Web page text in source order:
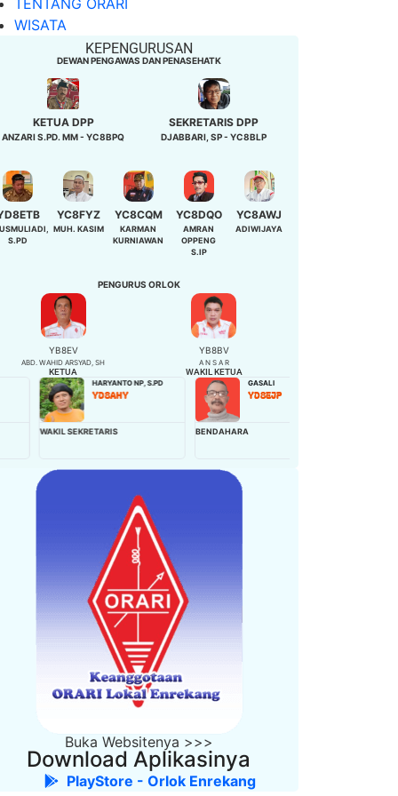
TENTANG ORARI
WISATA
KEPENGURUSAN
DEWAN PENGAWAS DAN PENASEHATK
KETUA DPP
ANZARI S.PD. MM - YC8BPQ
SEKRETARIS DPP
DJABBARI, SP - YC8BLP
S.PD
YC8FYZ
MUH. KASIM
YC8CQM
KARMAN
KURNIAWAN
YC8DQO
AMRAN
OPPENG
S.IP
YC8AWJ
ADIWIJAYA
PENGURUS ORLOK
YB8EV
ABD. WAHID ARSYAD, SH
KETUA
YB8BV
A N S A R
WAKIL KETUA
HARYANTO NP, S.PD
YD8AHY
SEKRETARIS
GASALI
YD8EJP
BENDAHARA
Buka Websitenya >>>
Download Aplikasinya
PlayStore - Orlok Enrekang